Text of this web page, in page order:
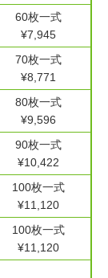
60枚一式
¥7,945
70枚一式
¥8,771
80枚一式
¥9,596
90枚一式
¥10,422
100枚一式
¥11,120
100枚一式
¥11,120